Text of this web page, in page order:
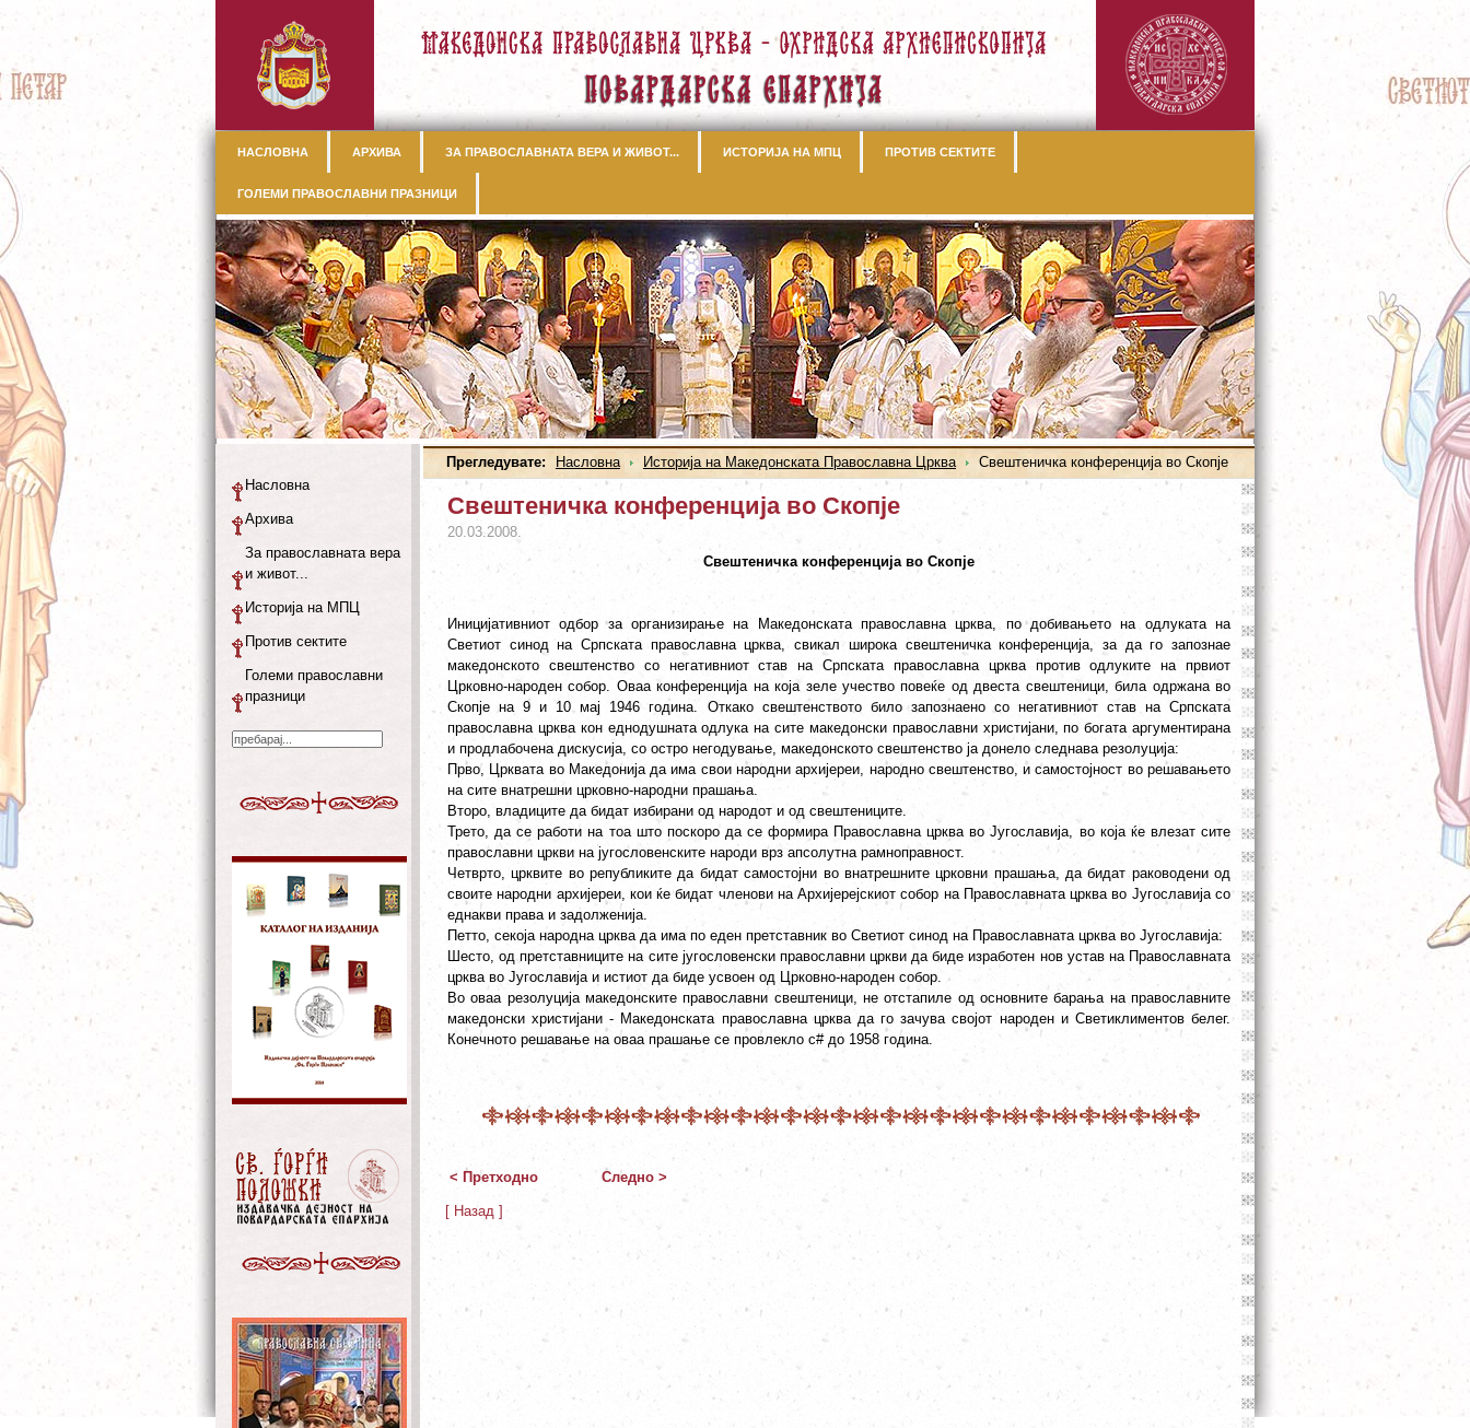
НАСЛОВНА АРХИВА ЗА ПРАВОСЛАВНАТА ВЕРА И ЖИВОТ... ИСТОРИЈА НА МПЦ ПРОТИВ СЕКТИТЕ
ГОЛЕМИ ПРАВОСЛАВНИ ПРАЗНИЦИ
Прегледувате: Насловна Историја на Македонската Православна Црква Свештеничка конференција во Скопје
Свештеничка конференција во Скопје
20.03.2008.
Свештеничка конференција во Скопје
Иницијативниот одбор за организирање на Македонската православна црква, по добивањето на одлуката на
Светиот синод на Српската православна црква, свикал широка свештеничка конференција, за да го запознае
македонското свештенство со негативниот став на Српската православна црква против одлуките на првиот
Црковно-народен собор. Оваа конференција на која зеле учество повеќе од двеста свештеници, била одржана во
Скопје на 9 и 10 мај 1946 година. Откако свештенството било запознаено со негативниот став на Српската
православна црква кон еднодушната одлука на сите македонски православни христијани, по богата аргументирана
и продлабочена дискусија, со остро негодување, македонското свештенство ја донело следнава резолуција:
Прво, Црквата во Македонија да има свои народни архијереи, народно свештенство, и самостојност во решавањето
на сите внатрешни црковно-народни прашања.
Второ, владиците да бидат избирани од народот и од свештениците.
Трето, да се работи на тоа што поскоро да се формира Православна црква во Југославија, во која ќе влезат сите
православни цркви на југословенските народи врз апсолутна рамноправност.
Четврто, црквите во републиките да бидат самостојни во внатрешните црковни прашања, да бидат раководени од
своите народни архијереи, кои ќе бидат членови на Архијерејскиот собор на Православната црква во Југославија со
еднакви права и задолженија.
Петто, секоја народна црква да има по еден претставник во Светиот синод на Православната црква во Југославија:
Шесто, од претставниците на сите југословенски православни цркви да биде изработен нов устав на Православната
црква во Југославија и истиот да биде усвоен од Црковно-народен собор.
Во оваа резолуција македонските православни свештеници, не отстапиле од основните барања на православните
македонски христијани - Македонската православна црква да го зачува својот народен и Светиклиментов белег.
Конечното решавање на оваа прашање се провлекло с# до 1958 година.
< Претходно Следно >
[ Назад ]
Насловна
Архива
За православната вера
и живот...
Историја на МПЦ
Против сектите
Големи православни
празници